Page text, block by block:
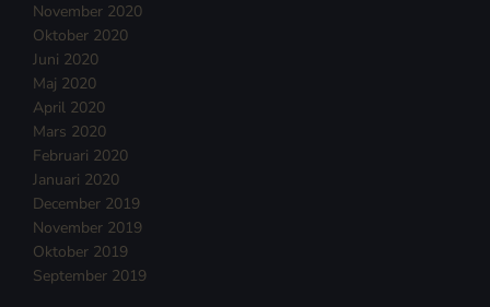
November 2020
Oktober 2020
Juni 2020
Maj 2020
April 2020
Mars 2020
Februari 2020
Januari 2020
December 2019
November 2019
Oktober 2019
September 2019